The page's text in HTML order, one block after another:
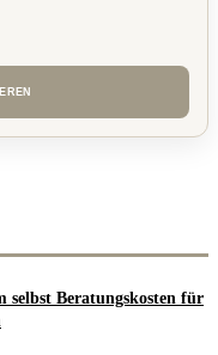
selbst Beratungskosten für